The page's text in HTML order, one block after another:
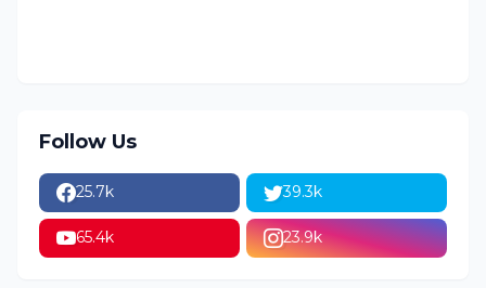
Follow Us
25.7k 39.3k
65.4k 23.9k